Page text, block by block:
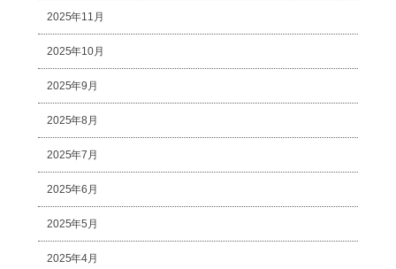
2025年11月
2025年10月
2025年9月
2025年8月
2025年7月
2025年6月
2025年5月
2025年4月